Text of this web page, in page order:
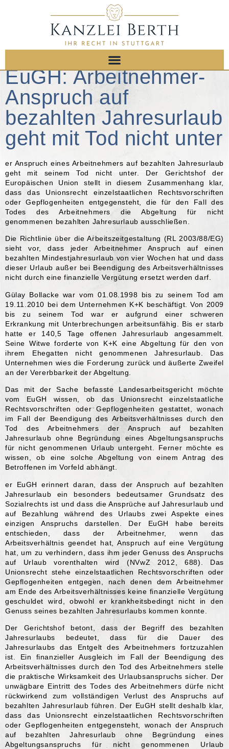
EuGH: Arbeitnehmer-
Anspruch auf
bezahlten Jahresurlaub
geht mit Tod nicht unter
er Anspruch eines Arbeitnehmers auf bezahlten Jahresurlaub
geht mit seinem Tod nicht unter. Der Gerichtshof der
Europäischen Union stellt in diesem Zusammenhang klar,
dass das Unionsrecht einzelstaatlichen Rechtsvorschriften
oder Gepflogenheiten entgegensteht, die für den Fall des
Todes des Arbeitnehmers die Abgeltung für nicht
genommenen bezahlten Jahresurlaub ausschließen.
Die Richtlinie über die Arbeitszeitgestaltung (RL 2003/88/EG)
sieht vor, dass jeder Arbeitnehmer Anspruch auf einen
bezahlten Mindestjahresurlaub von vier Wochen hat und dass
dieser Urlaub außer bei Beendigung des Arbeitsverhältnisses
nicht durch eine finanzielle Vergütung ersetzt werden darf.
Gülay Bollacke war vom 01.08.1998 bis zu seinem Tod am
19.11.2010 bei dem Unternehmen K+K beschäftigt. Von 2009
bis zu seinem Tod war er aufgrund einer schweren
Erkrankung mit Unterbrechungen arbeitsunfähig. Bis er starb
hatte er 140,5 Tage offenen Jahresurlaub angesammelt.
Seine Witwe forderte von K+K eine Abgeltung für den von
ihrem Ehegatten nicht genommenen Jahresurlaub. Das
Unternehmen wies die Forderung zurück und äußerte Zweifel
an der Vererbbarkeit der Abgeltung.
Das mit der Sache befasste Landesarbeitsgericht möchte
vom EuGH wissen, ob das Unionsrecht einzelstaatliche
Rechtsvorschriften oder Gepflogenheiten gestattet, wonach
im Fall der Beendigung des Arbeitsverhältnisses durch den
Tod des Arbeitnehmers der Anspruch auf bezahlten
Jahresurlaub ohne Begründung eines Abgeltungsanspruchs
für nicht genommenen Urlaub untergeht. Ferner möchte es
wissen, ob eine solche Abgeltung von einem Antrag des
Betroffenen im Vorfeld abhängt.
er EuGH erinnert daran, dass der Anspruch auf bezahlten
Jahresurlaub ein besonders bedeutsamer Grundsatz des
Sozialrechts ist und dass die Ansprüche auf Jahresurlaub und
auf Bezahlung während des Urlaubs zwei Aspekte eines
einzigen Anspruchs darstellen. Der EuGH habe bereits
entschieden, dass der Arbeitnehmer, wenn das
Arbeitsverhältnis geendet hat, Anspruch auf eine Vergütung
hat, um zu verhindern, dass ihm jeder Genuss des Anspruchs
auf Urlaub vorenthalten wird (NVwZ 2012, 688). Das
Unionsrecht stehe einzelstaatlichen Rechtsvorschriften oder
Gepflogenheiten entgegen, nach denen dem Arbeitnehmer
am Ende des Arbeitsverhältnisses keine finanzielle Vergütung
geschuldet wird, obwohl er krankheitsbedingt nicht in den
Genuss seines bezahlten Jahresurlaubs kommen konnte.
Der Gerichtshof betont, dass der Begriff des bezahlten
Jahresurlaubs bedeutet, dass für die Dauer des
Jahresurlaubs das Entgelt des Arbeitnehmers fortzuzahlen
ist. Ein finanzieller Ausgleich im Fall der Beendigung des
Arbeitsverhältnisses durch den Tod des Arbeitnehmers stelle
die praktische Wirksamkeit des Urlaubsanspruchs sicher. Der
unwägbare Eintritt des Todes des Arbeitnehmers dürfe nicht
rückwirkend zum vollständigen Verlust des Anspruchs auf
bezahlten Jahresurlaub führen. Der EuGH stellt deshalb klar,
dass das Unionsrecht einzelstaatlichen Rechtsvorschriften
oder Gepflogenheiten entgegensteht, wonach der Anspruch
auf bezahlten Jahresurlaub ohne Begründung eines
Abgeltungsanspruchs für nicht genommenen Urlaub